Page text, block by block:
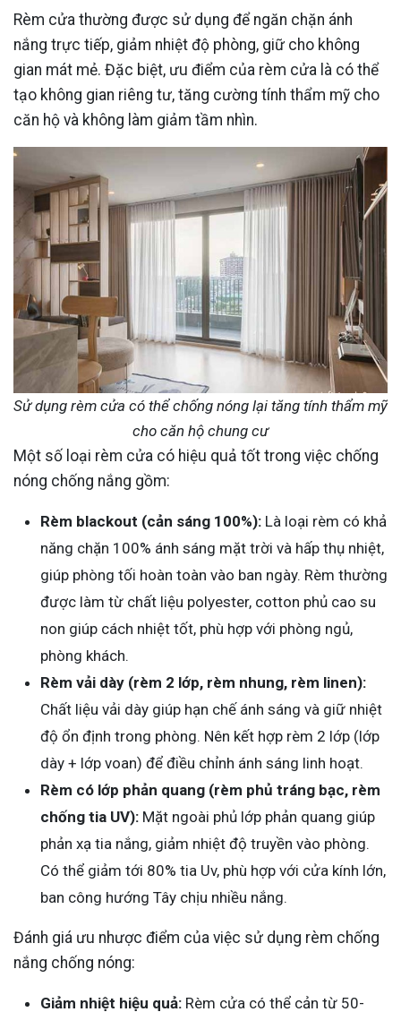
Rèm cửa thường được sử dụng để ngăn chặn ánh
nắng trực tiếp, giảm nhiệt độ phòng, giữ cho không
gian mát mẻ. Đặc biệt, ưu điểm của rèm cửa là có thể
tạo không gian riêng tư, tăng cường tính thẩm mỹ cho
căn hộ và không làm giảm tầm nhìn.
Sử dụng rèm cửa có thể chống nóng lại tăng tính thẩm mỹ
cho căn hộ chung cư
Một số loại rèm cửa có hiệu quả tốt trong việc chống
nóng chống nắng gồm:
Rèm blackout (cản sáng 100%): Là loại rèm có khả
năng chặn 100% ánh sáng mặt trời và hấp thụ nhiệt,
giúp phòng tối hoàn toàn vào ban ngày. Rèm thường
được làm từ chất liệu polyester, cotton phủ cao su
non giúp cách nhiệt tốt, phù hợp với phòng ngủ,
phòng khách.
Rèm vải dày (rèm 2 lớp, rèm nhung, rèm linen):
Chất liệu vải dày giúp hạn chế ánh sáng và giữ nhiệt
độ ổn định trong phòng. Nên kết hợp rèm 2 lớp (lớp
dày + lớp voan) để điều chỉnh ánh sáng linh hoạt.
Rèm có lớp phản quang (rèm phủ tráng bạc, rèm
chống tia UV): Mặt ngoài phủ lớp phản quang giúp
phản xạ tia nắng, giảm nhiệt độ truyền vào phòng.
Có thể giảm tới 80% tia Uv, phù hợp với cửa kính lớn,
ban công hướng Tây chịu nhiều nắng.
Đánh giá ưu nhược điểm của việc sử dụng rèm chống
nắng chống nóng:
Giảm nhiệt hiệu quả: Rèm cửa có thể cản từ 50-